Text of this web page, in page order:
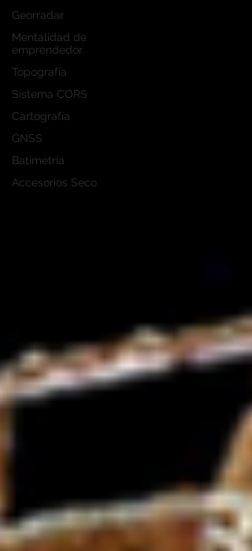
Georradar
Mentalidad de
emprendedor
Topografía
Sistema CORS
Cartografía
GNSS
Batimetría
Accesorios Seco